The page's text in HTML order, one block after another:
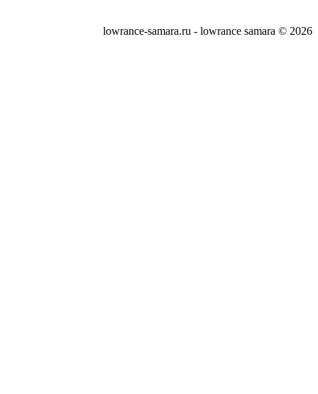
lowrance-samara.ru - lowrance samara © 2026